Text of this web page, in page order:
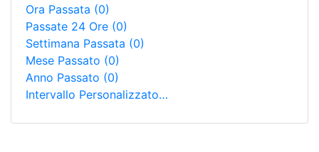
Ora Passata (0)
Passate 24 Ore (0)
Settimana Passata (0)
Mese Passato (0)
Anno Passato (0)
Intervallo Personalizzato…